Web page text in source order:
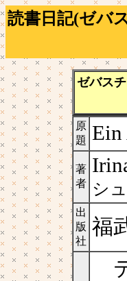
読書日記(ゼバ
ゼバス
原
題
Ein
著
者
シ
出
版
社
福